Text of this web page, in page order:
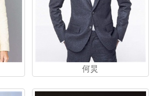
何炅